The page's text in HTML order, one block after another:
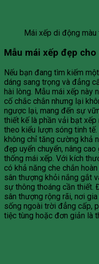
Mái xếp di động
Mẫu mái xếp đẹp
Nếu bạn đang tìm kiếm
dáng sang trọng và đẳng
hài lòng. Mẫu mái xếp này
cố chắc chắn nhưng lại
ngược lại, mang đến sự
thiết kế là phần vải bạt
theo kiểu lượn sóng tinh
không chỉ tăng cường khả
đẹp uyển chuyển, nâng
thống mái xếp. Với kích
có khả năng che chắn
sân thượng khỏi nắng gắt
sự thông thoáng cần thiết.
sân thượng rộng rãi, nơi
sống ngoài trời đẳng cấp,
tiệc tùng hoặc đơn giản là